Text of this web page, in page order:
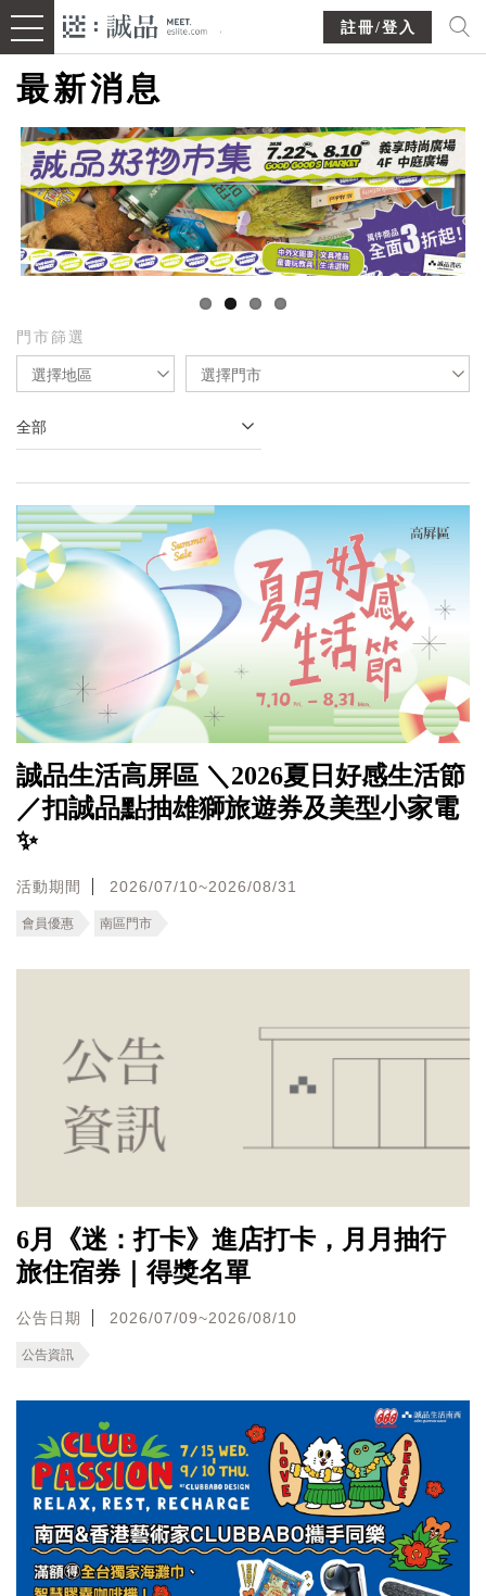
註冊/登入
最新消息
門市篩選
選擇地區 選擇門市
全部
誠品生活高屏區 ＼2026夏日好感生活節
／扣誠品點抽雄獅旅遊券及美型小家電
✨
活動期間 2026/07/10~2026/08/31
會員優惠 南區門市
6月《迷：打卡》進店打卡，月月抽行
旅住宿券｜得獎名單
公告日期 2026/07/09~2026/08/10
公告資訊